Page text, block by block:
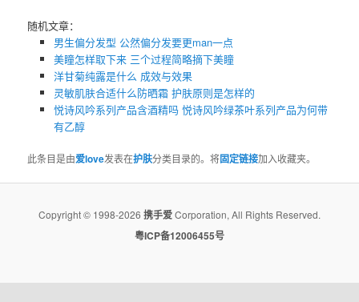
随机文章：
男生偏分发型 公然偏分发要更man一点
美瞳怎样取下来 三个过程简略摘下美瞳
洋甘菊纯露是什么 成效与效果
灵敏肌肤合适什么防晒霜 护肤原则是怎样的
悦诗风吟系列产品含酒精吗 悦诗风吟绿茶叶系列产品为何带
有乙醇
此条目是由爱love发表在护肤分类目录的。将固定链接加入收藏夹。
Copyright © 1998-2026 携手爱Corporation, All Rights Reserved.
粤ICP备12006455号